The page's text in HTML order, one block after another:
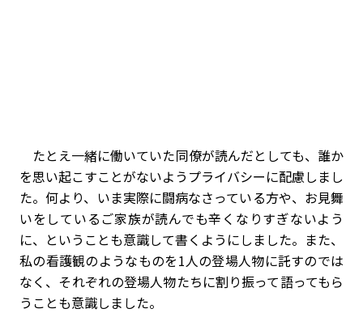
たとえ一緒に働いていた同僚が読んだとしても、誰か
を思い起こすことがないようプライバシーに配慮しまし
た。何より、いま実際に闘病なさっている方や、お見舞
いをしているご家族が読んでも辛くなりすぎないよう
に、ということも意識して書くようにしました。また、
私の看護観のようなものを1人の登場人物に託すのでは
なく、それぞれの登場人物たちに割り振って語ってもら
うことも意識しました。